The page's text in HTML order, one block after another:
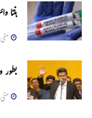
مئی 11, 2026
مئی 11, 2026